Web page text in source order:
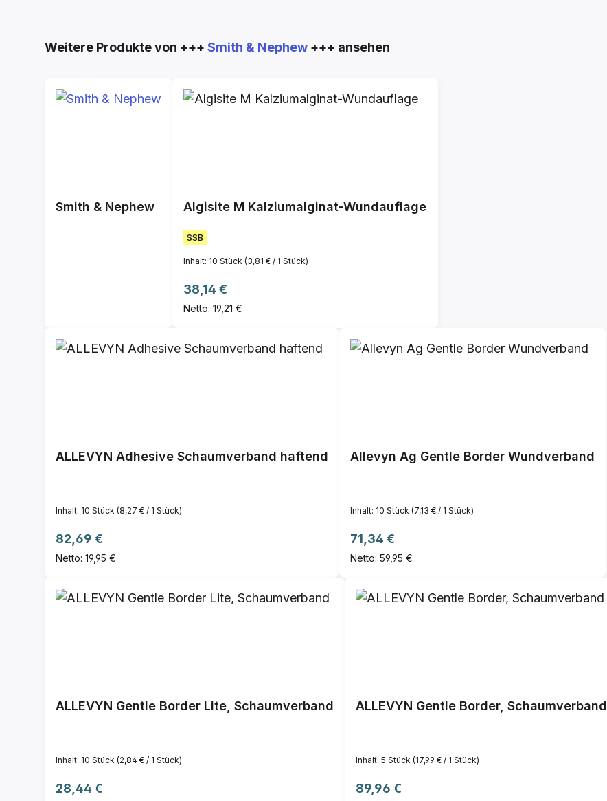
Produktgalerie überspringen
Weitere Produkte von +++ Smith & Nephew +++ ansehen
Smith & Nephew Algisite M Kalziumalginat-Wundauflage
SSB
Inhalt: 10 Stück (3,81 € / 1 Stück)
Regulärer Preis:
38,14 €
Netto: 19,21 €
ALLEVYN Adhesive Schaumverband haftend
Inhalt: 10 Stück (8,27 € / 1 Stück)
Regulärer Preis:
82,69 €
Netto: 19,95 €
Allevyn Ag Gentle Border Wundverband
Inhalt: 10 Stück (7,13 € / 1 Stück)
Regulärer Preis:
71,34 €
Netto: 59,95 €
ALLEVYN Gentle Border Lite, Schaumverband
Inhalt: 10 Stück (2,84 € / 1 Stück)
Regulärer Preis:
28,44 €
ALLEVYN Gentle Border, Schaumverband
Inhalt: 5 Stück (17,99 € / 1 Stück)
Regulärer Preis:
89,96 €